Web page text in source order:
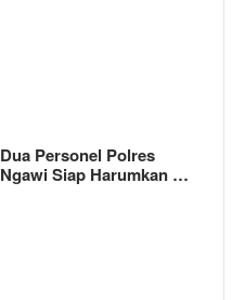
Dua Personel Polres
Ngawi Siap Harumkan …